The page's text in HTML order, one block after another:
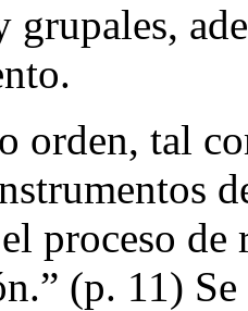
orden, tal
proceso
(p. 11)